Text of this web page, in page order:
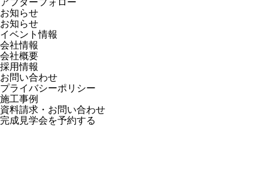
お知らせ
お知らせ
イベント情報
会社情報
会社概要
採用情報
お問い合わせ
プライバシーポリシー
施工事例
資料請求・お問い合わせ
完成見学会を予約する